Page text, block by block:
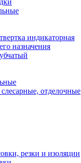
индикаторная
назначения
отделочные
резки и изоляции